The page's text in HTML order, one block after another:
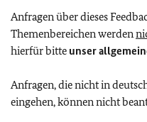
Anfragen über dieses
Themenbereichen werden
hierfür bitte unser
Anfragen, die nicht in
eingehen, können nicht